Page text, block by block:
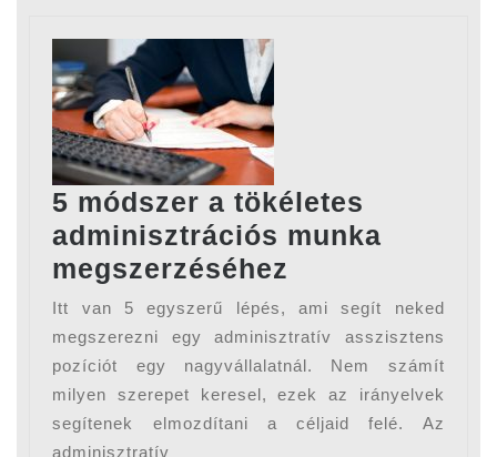
5 módszer a tökéletes
adminisztrációs munka
megszerzéséhez
módszer
a
tökéletes
munka
Itt van 5 egyszerű lépés, ami segít neked
megszerezni egy adminisztratív asszisztens
pozíciót egy nagyvállalatnál. Nem számít
milyen szerepet keresel, ezek az irányelvek
segítenek elmozdítani a céljaid felé. Az
adminisztratív